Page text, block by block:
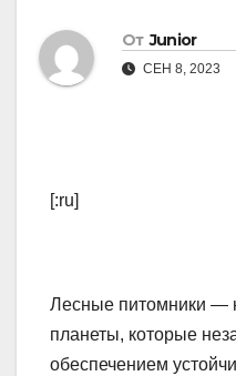
От Junior
СЕН 8, 2023
[:ru]
Лесные питомники —
планеты, которые
обеспечением